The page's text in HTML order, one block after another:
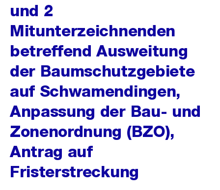
und 2
Mitunterzeichnenden
betreffend Ausweitung
der Baumschutzgebiete
auf Schwamendingen,
Anpassung der Bau- und
Zonenordnung (BZO),
Antrag auf
Fristerstreckung